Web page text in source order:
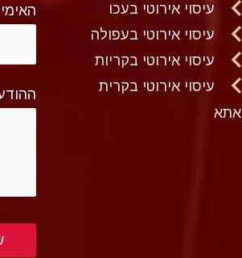
עיסוי אירוטי בעכו
עיסוי אירוטי בעפולה
עיסוי אירוטי בקריות
עיסוי אירוטי בקרית
אתא